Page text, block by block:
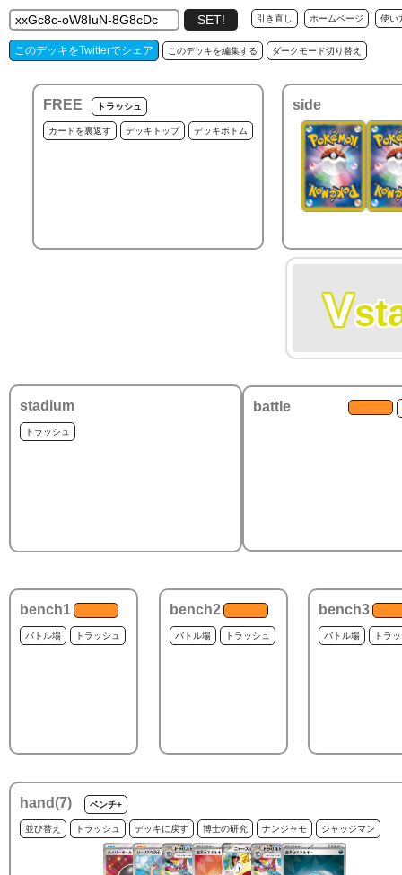
引き直し ホームページ 使い
このデッキをTwitterでシェア このデッキを編集する ダークモード切り替え
FREE トラッシュ
カードを裏返す デッキトップ デッキボトム
side
V
stadium
トラッシュ
battle
bench1
バトル場 トラッシュ
bench2
バトル場 トラッシュ
bench3
バトル場 トラ
hand(7) ベンチ+
並び替え トラッシュ デッキに戻す 博士の研究 ナンジャモ ジャッジマン